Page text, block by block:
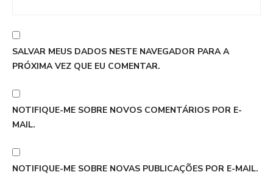
SALVAR MEUS DADOS NESTE NAVEGADOR PARA A
PRÓXIMA VEZ QUE EU COMENTAR.
NOTIFIQUE-ME SOBRE NOVOS COMENTÁRIOS POR E-
MAIL.
NOTIFIQUE-ME SOBRE NOVAS PUBLICAÇÕES POR E-MAIL.